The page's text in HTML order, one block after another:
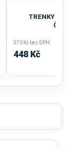
TRENKY
370 Kč bez DPH
448 Kč